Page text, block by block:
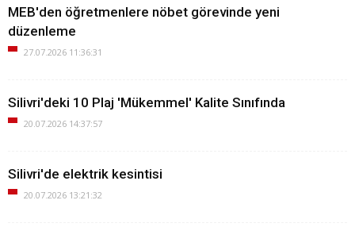
MEB'den öğretmenlere nöbet görevinde yeni
düzenleme
27.07.2026 11:36:31
Silivri'deki 10 Plaj 'Mükemmel' Kalite Sınıfında
20.07.2026 14:37:57
Silivri'de elektrik kesintisi
20.07.2026 13:21:32